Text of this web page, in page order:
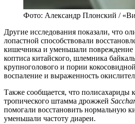
Фото: Александр Плонский /
Другие исследования показали, что
лопастной способствовали
кишечника и уменьшали
коптиса китайского, шлемника
крупноголового и пории
воспаление и выраженность
Также сообщается, что полисахариды
тропического штамма дрожжей
помогали восстановить нормальную
уменьшали частоту диареи.